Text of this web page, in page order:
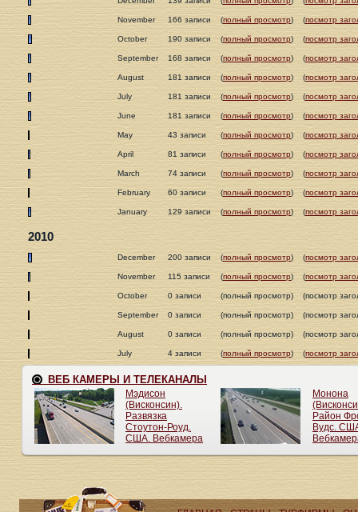
November 166 записи (полный просмотр) (посмотр
October 190 записи (полный просмотр) (посмотр
September 168 записи (полный просмотр) (посмотр
August 181 записи (полный просмотр) (посмотр
July 181 записи (полный просмотр) (посмотр
June 181 записи (полный просмотр) (посмотр
May 43 записи (полный просмотр) (посмотр
April 81 записи (полный просмотр) (посмотр
March 74 записи (полный просмотр) (посмотр
February 60 записи (полный просмотр) (посмотр
January 129 записи (полный просмотр) (посмотр
2010
December 200 записи (полный просмотр) (посмотр
November 115 записи (полный просмотр) (посмотр
October 0 записи (полный просмотр) (посмотр
September 0 записи (полный просмотр) (посмотр
August 0 записи (полный просмотр) (посмотр
July 4 записи (полный просмотр) (посмотр